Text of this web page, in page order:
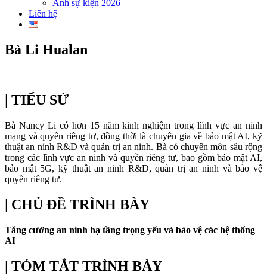
Ảnh sự kiện 2026
Liên hệ
Bà Li Hualan
| TIỂU SỬ
Bà Nancy Li có hơn 15 năm kinh nghiệm trong lĩnh vực an ninh
mạng và quyền riêng tư, đồng thời là chuyên gia về bảo mật AI, kỹ
thuật an ninh R&D và quản trị an ninh. Bà có chuyên môn sâu rộng
trong các lĩnh vực an ninh và quyền riêng tư, bao gồm bảo mật AI,
bảo mật 5G, kỹ thuật an ninh R&D, quản trị an ninh và bảo vệ
quyền riêng tư.
| CHỦ ĐỀ TRÌNH BÀY
Tăng cường an ninh hạ tầng trọng yếu và bảo vệ các hệ thống
AI
| TÓM TẮT TRÌNH BÀY